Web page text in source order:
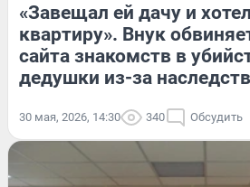
«Завещал ей дачу и
квартиру». Внук
сайта знакомств в
дедушки из-за
30 мая, 2026, 14:30 340 Обсудить